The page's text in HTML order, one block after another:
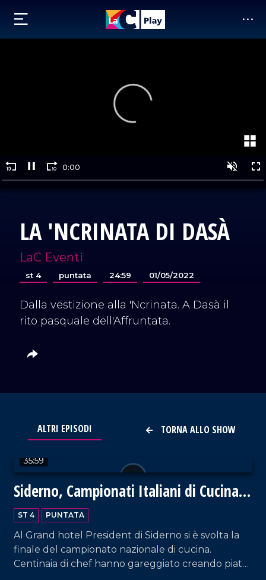
LA 'NCRINATA DI DASÀ
LaC Eventi
st 4 puntata 24:59 01/05/2022
Dalla vestizione alla 'Ncrinata. A Dasà il
rito pasquale dell'Affruntata.
TORNA ALLO SHOW
ALTRI EPISODI
35:59
Siderno, Campionati Italiani di Cucina
2024
ST 4 PUNTATA
Al Grand hotel President di Siderno si è svolta la
finale del campionato nazionale di cucina.
Centinaia di chef hanno gareggiato creando piatti